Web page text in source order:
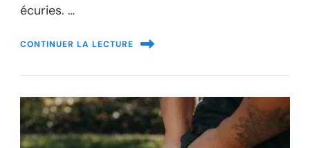
écuries. …
CONTINUER LA LECTURE